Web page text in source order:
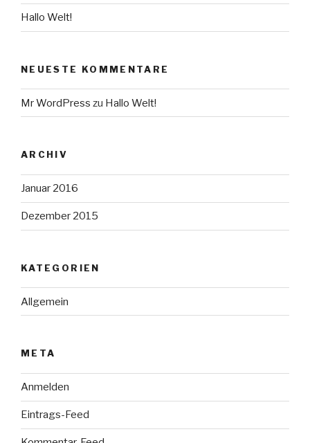
Hallo Welt!
NEUESTE KOMMENTARE
Mr WordPress zu Hallo Welt!
ARCHIV
Januar 2016
Dezember 2015
KATEGORIEN
Allgemein
META
Anmelden
Eintrags-Feed